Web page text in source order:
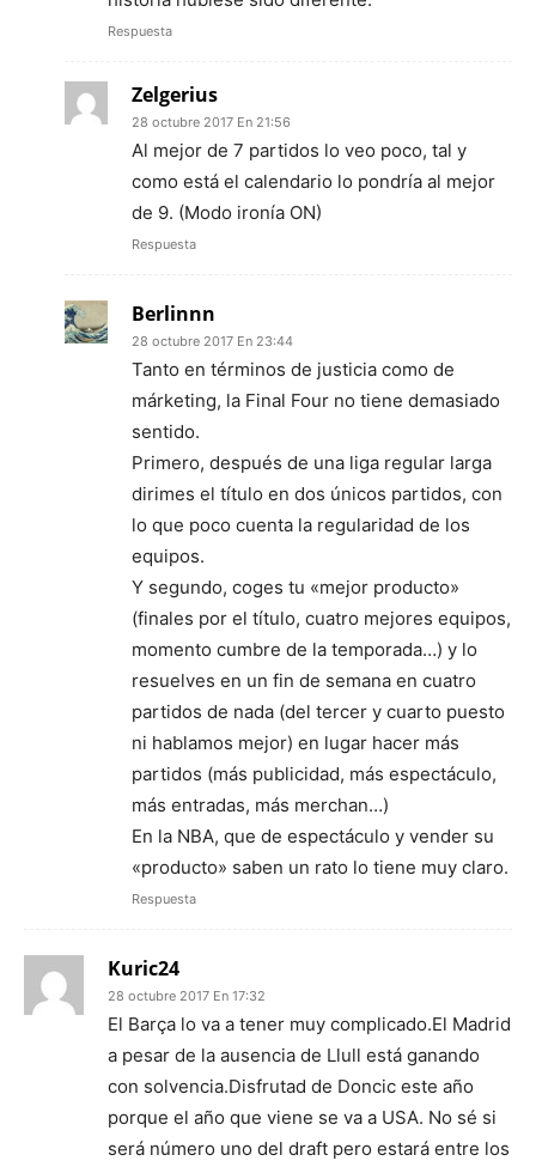
Respuesta
Zelgerius
28 octubre 2017 En 21:56
Al mejor de 7 partidos lo veo poco, tal y
como está el calendario lo pondría al mejor
de 9. (Modo ironía ON)
Respuesta
Berlinnn
28 octubre 2017 En 23:44
Tanto en términos de justicia como de
márketing, la Final Four no tiene demasiado
sentido.
Primero, después de una liga regular larga
dirimes el título en dos únicos partidos, con
lo que poco cuenta la regularidad de los
equipos.
Y segundo, coges tu «mejor producto»
(finales por el título, cuatro mejores equipos,
momento cumbre de la temporada…) y lo
resuelves en un fin de semana en cuatro
partidos de nada (del tercer y cuarto puesto
ni hablamos mejor) en lugar hacer más
partidos (más publicidad, más espectáculo,
más entradas, más merchan…)
En la NBA, que de espectáculo y vender su
«producto» saben un rato lo tiene muy claro.
Respuesta
Kuric24
28 octubre 2017 En 17:32
El Barça lo va a tener muy complicado.El Madrid
a pesar de la ausencia de Llull está ganando
con solvencia.Disfrutad de Doncic este año
porque el año que viene se va a USA. No sé si
será número uno del draft pero estará entre los